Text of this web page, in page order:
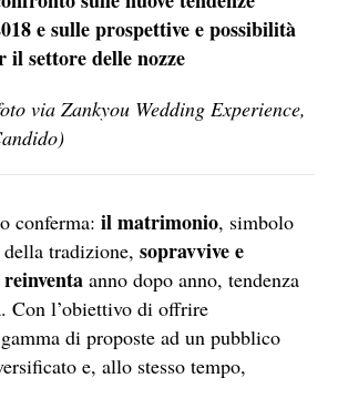
e sulle prospettive e possibilità
il settore delle nozze
via Zankyou Wedding Experience,
conferma: il matrimonio, simbolo
tradizione, sopravvive e
anno dopo anno, tendenza
Con l’obiettivo di offrire
di proposte ad un pubblico
e, allo stesso tempo,